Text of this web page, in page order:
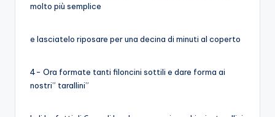
molto più semplice
e lasciatelo riposare per una decina di minuti al coperto
4- Ora formate tanti filoncini sottili e dare forma ai
nostri” tarallini”